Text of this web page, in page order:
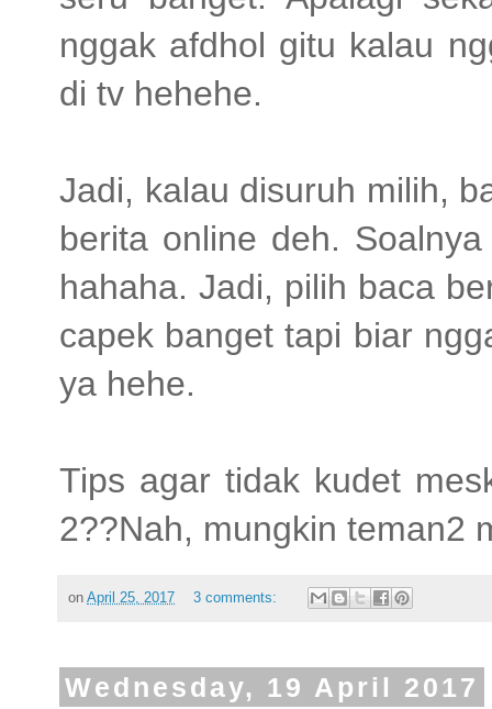
nggak afdhol gitu kalau
di tv hehehe.
Jadi, kalau disuruh milih,
berita online deh.
hahaha. Jadi, pilih baca
capek banget tapi biar
ya hehe.
Tips agar tidak kudet
2??Nah, mungkin teman2
on April 25, 2017 3 comments:
Wednesday, 19 April 2017